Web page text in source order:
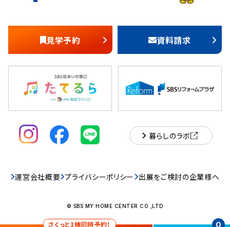
さくっと3棟同時予約！ 0
見学予約 資料請求
暮らしのラボ
運営会社概要 プライバシーポリシー 出展をご検討の企業様へ
© SBS MY HOME CENTER CO.,LTD